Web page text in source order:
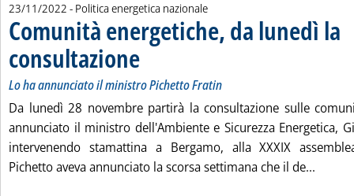
23/11/2022 - Politica energetica nazionale
Comunità energetiche, da lunedì la
consultazione . Sottotitolo: Lo ha annunciato il ministro Pichetto Fratin
. Pubblicata mercoledì 23 novembre 2022 alle 14.0.
Lo ha annunciato il ministro Pichetto Fratin
Da lunedì 28 novembre partirà la consultazione sulle
annunciato il ministro dell'Ambiente e Sicurezza Energetica,
intervenendo stamattina a Bergamo, alla XXXIX
Pichetto aveva annunciato la scorsa settimana che il de...